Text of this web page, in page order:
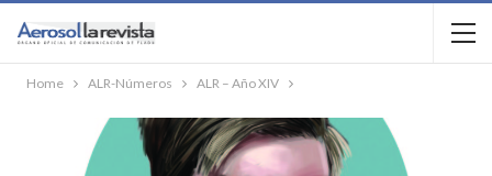
Home ALR-Números ALR – Año XIV